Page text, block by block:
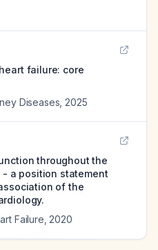
failure: core
Diseases 2025
throughout the
a position statement
of the
Failure 2020